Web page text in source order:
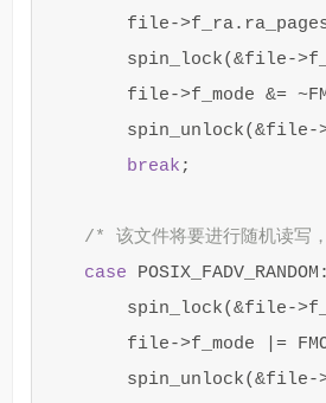
file->f_ra.
spin_lock(&file->
file->f_mode &= ~
spin_unlock(&file-
break ;
/* 该文件将要进行随机读写
case
POSIX_FADV_RANDOM :
spin_lock(&file->
file->f_mode |=
spin_unlock(&file-